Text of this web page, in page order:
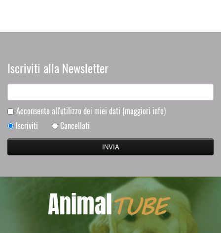
Iscriviti alla Newsletter
Acconsento all'utilizzo dei miei dati (maggiori info)
Iscriviti
Cancellati